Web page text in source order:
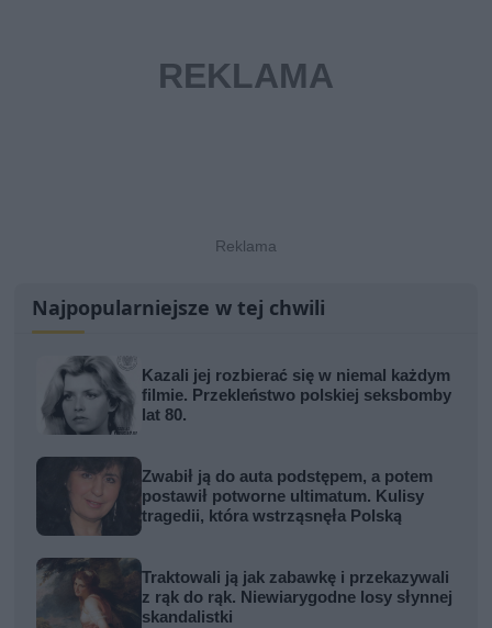
Najpopularniejsze w tej chwili
Kazali jej rozbierać się w niemal każdym
filmie. Przekleństwo polskiej seksbomby
lat 80.
Zwabił ją do auta podstępem, a potem
postawił potworne ultimatum. Kulisy
tragedii, która wstrząsnęła Polską
Traktowali ją jak zabawkę i przekazywali
z rąk do rąk. Niewiarygodne losy słynnej
skandalistki